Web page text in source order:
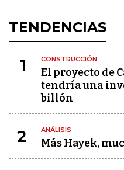
TENDENCIAS
1 CONSTRUCCIÓN
El proyecto de
tendría una
billón
2 ANÁLISIS
Más Hayek,